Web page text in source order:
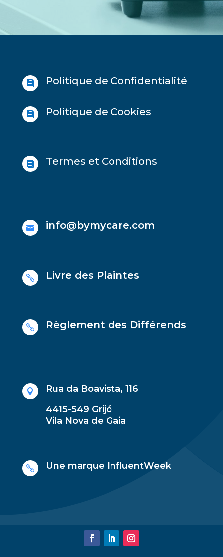
 Politique de Confidentialité
 Politique de Cookies
 Termes et Conditions
 info@bymycare.com
 Livre des Plaintes
 Règlement des Différends

Rua da Boavista, 116
4415-549 Grijó
Vila Nova de Gaia
 Une marque InfluentWeek